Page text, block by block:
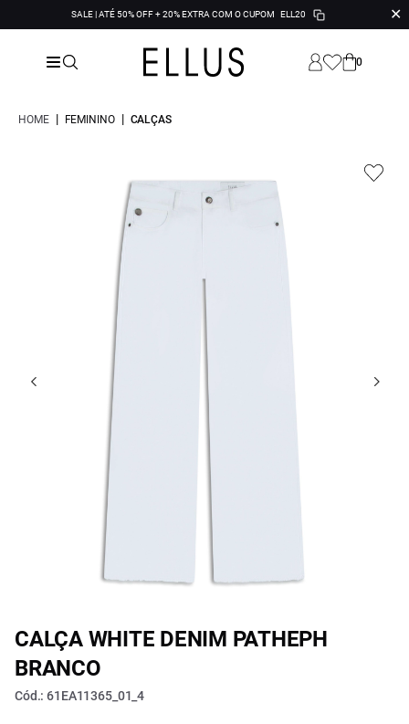
SALE | ATÉ 50% OFF + 20% EXTRA COM O CUPOM ELL20 ✕
0
HOME | FEMININO | CALÇAS
CALÇA WHITE DENIM PATHEPH
BRANCO
Cód.: 61EA11365_01_4